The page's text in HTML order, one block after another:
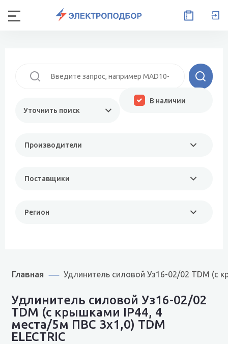
Уточнить поиск
Производители
Поставщики
Регион
В наличии
Главная Удлинитель силовой Уз16-02/02 TDM (с
Удлинитель силовой Уз16-02/02
TDM (с крышками IP44, 4
места/5м ПВС 3х1,0) TDM
ELECTRIC